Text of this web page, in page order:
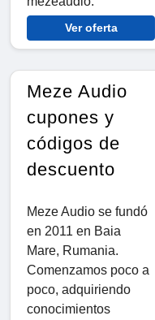
Ver oferta
Meze Audio
cupones y
códigos de
descuento
Meze Audio se fundó
en 2011 en Baia
Mare, Rumania.
Comenzamos poco a
poco, adquiriendo
conocimientos